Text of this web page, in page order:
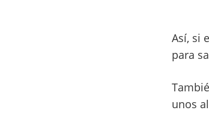
Así, si
para
unos